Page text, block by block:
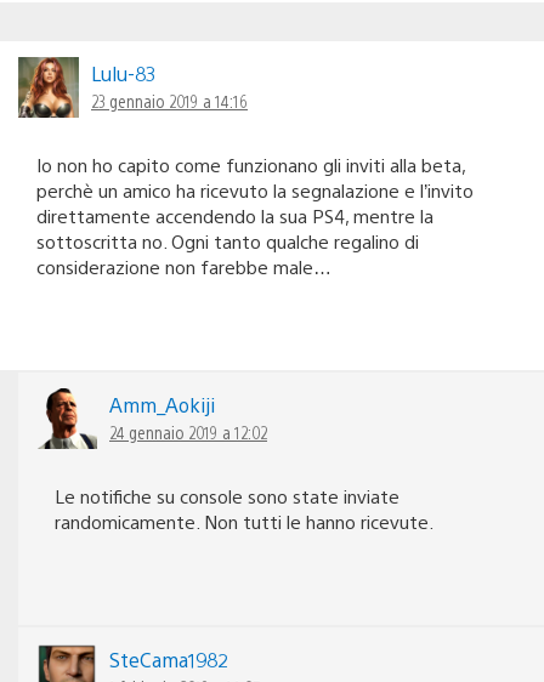
Lulu-83
23 gennaio 2019 a 14:16
Io non ho capito come funzionano gli inviti alla beta,
perchè un amico ha ricevuto la segnalazione e l’invito
direttamente accendendo la sua PS4, mentre la
sottoscritta no. Ogni tanto qualche regalino di
considerazione non farebbe male…
Amm_Aokiji
24 gennaio 2019 a 12:02
Le notifiche su console sono state inviate
randomicamente. Non tutti le hanno ricevute.
SteCama1982